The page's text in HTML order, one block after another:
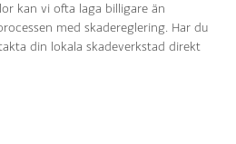
kan vi ofta laga billigare än
med skadereglering. Har du
din lokala skadeverkstad direkt